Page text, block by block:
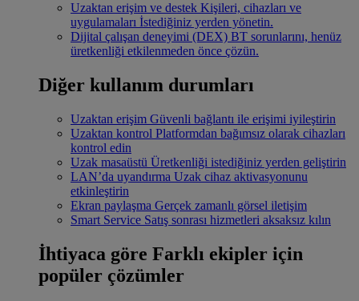
Uzaktan erişim ve destek Kişileri, cihazları ve
uygulamaları İstediğiniz yerden yönetin.
Dijital çalışan deneyimi (DEX) BT sorunlarını, henüz
üretkenliği etkilenmeden önce çözün.
Diğer kullanım durumları
Uzaktan erişim Güvenli bağlantı ile erişimi iyileştirin
Uzaktan kontrol Platformdan bağımsız olarak cihazları
kontrol edin
Uzak masaüstü Üretkenliği istediğiniz yerden geliştirin
LAN’da uyandırma Uzak cihaz aktivasyonunu
etkinleştirin
Ekran paylaşma Gerçek zamanlı görsel iletişim
Smart Service Satış sonrası hizmetleri aksaksız kılın
İhtiyaca göre Farklı ekipler için
popüler çözümler